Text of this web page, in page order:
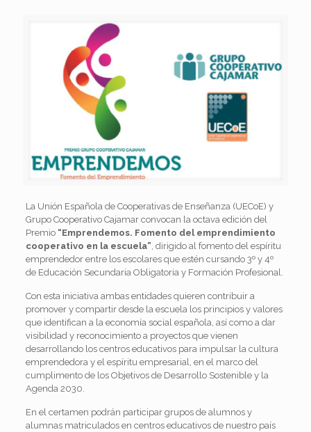
La Unión Española de Cooperativas de Enseñanza (UECoE) y
Grupo Cooperativo Cajamar convocan la octava edición del
Premio “Emprendemos. Fomento del emprendimiento
cooperativo en la escuela” , dirigido al fomento del espíritu
emprendedor entre los escolares que estén cursando 3º y 4º
de Educación Secundaria Obligatoria y Formación Profesional.
Con esta iniciativa ambas entidades quieren contribuir a
promover y compartir desde la escuela los principios y valores
que identifican a la economía social española, así como a dar
visibilidad y reconocimiento a proyectos que vienen
desarrollando los centros educativos para impulsar la cultura
emprendedora y el espíritu empresarial, en el marco del
cumplimento de los Objetivos de Desarrollo Sostenible y la
Agenda 2030.
En el certamen podrán participar grupos de alumnos y
alumnas matriculados en centros educativos de nuestro país